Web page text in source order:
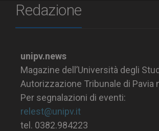
Redazione
unipv.news
Magazine dell’Università degli
Autorizzazione Tribunale di Pavia
Per segnalazioni di eventi:
relest@unipv.it
tel. 0382.984223